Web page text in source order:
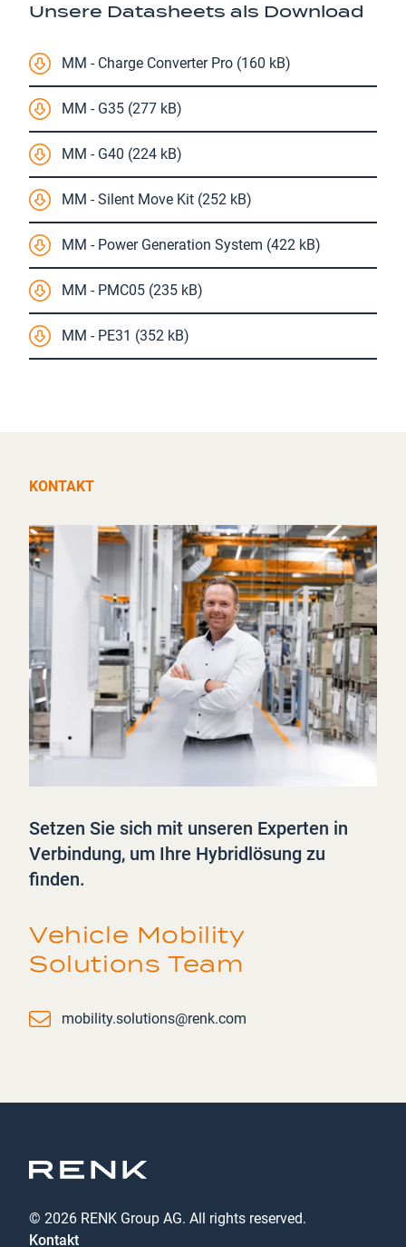
Unsere Datasheets als Download
MM - Charge Converter Pro (160 kB)
MM - G35 (277 kB)
MM - G40 (224 kB)
MM - Silent Move Kit (252 kB)
MM - Power Generation System (422 kB)
MM - PMC05 (235 kB)
MM - PE31 (352 kB)
KONTAKT
Setzen Sie sich mit unseren Experten in
Verbindung, um Ihre Hybridlösung zu
finden.
Vehicle Mobility
Solutions Team
Emailmobility.solutions@renk.com
© 2026 RENK Group AG. All rights reserved.
Kontakt